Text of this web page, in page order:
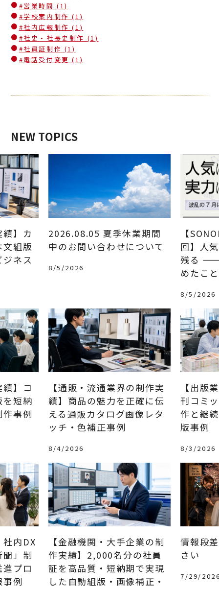
#営業時間(1)
#学校案内制作(1)
#社内広報制作(1)
#社史・社長史制作 (1)
#社員証制作 (1)
#電話受付変更(1)
NEW TOPICS
】カ
組版
ネス
2026.08.05 夏季休業期間
中のお問い合わせについて
8/5/2026
【
回】人
残る ――
めたこと
8/5/2026
】コ
を短納
事例
【通販・流通業界の制作実
績】商品の魅力を正確に伝
える通販カタログ画像レタ
ッチ・色補正事例
8/4/2026
【出版
刊コミ
作と継
版事例
8/3/2026
内DX
」制
プロ
例
【金融機関・大手企業の制
作実績】2,000名分の社員
証を高品質・短納期で実現
した自動組版・画像補正・
情報段
さい
7/29/